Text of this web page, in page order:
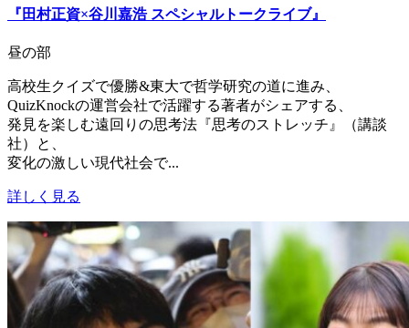
『田村正資×谷川嘉浩 スペシャルトークライブ』
昼の部
高校生クイズで優勝&東大で哲学研究の道に進み、
QuizKnockの運営会社で活躍する著者がシェアする、
発見を楽しむ遠回りの思考法『思考のストレッチ』（講談
社）と、
変化の激しい現代社会で...
詳しく見る